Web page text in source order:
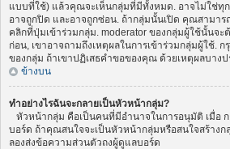
แบบที่ใช้) แล้วคุณจะเห็นกลุ่มที่มีทั้งหมด. อาจไม่ใช่ทุ
อาจถูกปิด และอาจถูกซ่อน. ถ้ากลุ่มนั้นเปิด คุณสามาร
คลิกที่ปุ่มเข้าร่วมกลุ่ม. moderator ของกลุ่มผู้ใช้นั้นจ
ก่อน, เขาอาจถามถึงเหตุผลในการเข้าร่วมกลุ่มผู้ใช้.
ของกลุ่ม ถ้าเขาปฏิเสธคำขอของคุณ ด้วยเหตุผลบางป
ข้างบน
ทำอย่างไรฉันจะกลายเป็นหัวหน้ากลุ่ม?
หัวหน้ากลุ่ม คือเป็นคนที่มีอำนาจในการอนุมัติ เมื่อ
บอร์ด ถ้าคุณสนใจจะเป็นหัวหน้ากลุ่มหรือสนใจสร้าง
ลองส่งข้อความส่วนตัวถงผู้ดูแลบอร์ด